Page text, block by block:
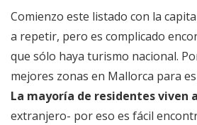
Comienzo este listado con la
a repetir, pero es complicado
que sólo haya turismo nacional.
mejores zonas en Mallorca para
La mayoría de residentes viven
extranjero- por eso es fácil